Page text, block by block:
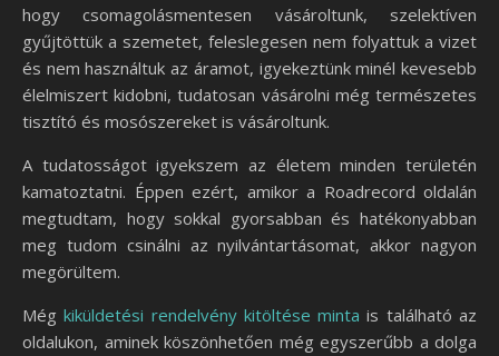
hogy csomagolásmentesen vásároltunk, szelektíven
gyűjtöttük a szemetet, feleslegesen nem folyattuk a vizet
és nem használtuk az áramot, igyekeztünk minél kevesebb
élelmiszert kidobni, tudatosan vásárolni még természetes
tisztító és mosószereket is vásároltunk.
A tudatosságot igyekszem az életem minden területén
kamatoztatni. Éppen ezért, amikor a Roadrecord oldalán
megtudtam, hogy sokkal gyorsabban és hatékonyabban
meg tudom csinálni az nyilvántartásomat, akkor nagyon
megörültem.
Mégkiküldetési rendelvény kitöltése minta is található az
oldalukon, aminek köszönhetően még egyszerűbb a dolga